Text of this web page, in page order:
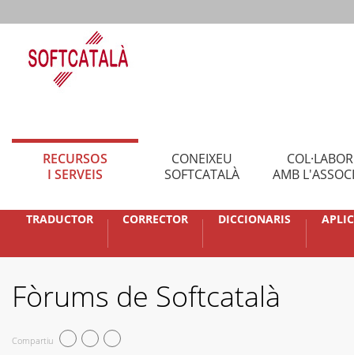
RECURSOS
I SERVEIS
CONEIXEU
SOFTCATALÀ
AMB
TRADUCTOR CORRECTOR DICCIONARIS
Fòrums de Softcatalà
Compartiu